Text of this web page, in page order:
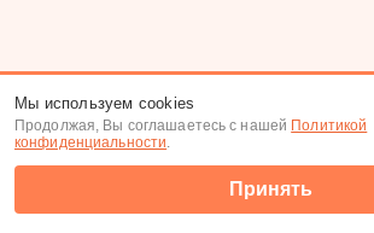
(c) Tabor.ru 2026
Мы используем cookies
Продолжая, Вы соглашаетесь с нашей Политикой
конфиденциальности.
Принять